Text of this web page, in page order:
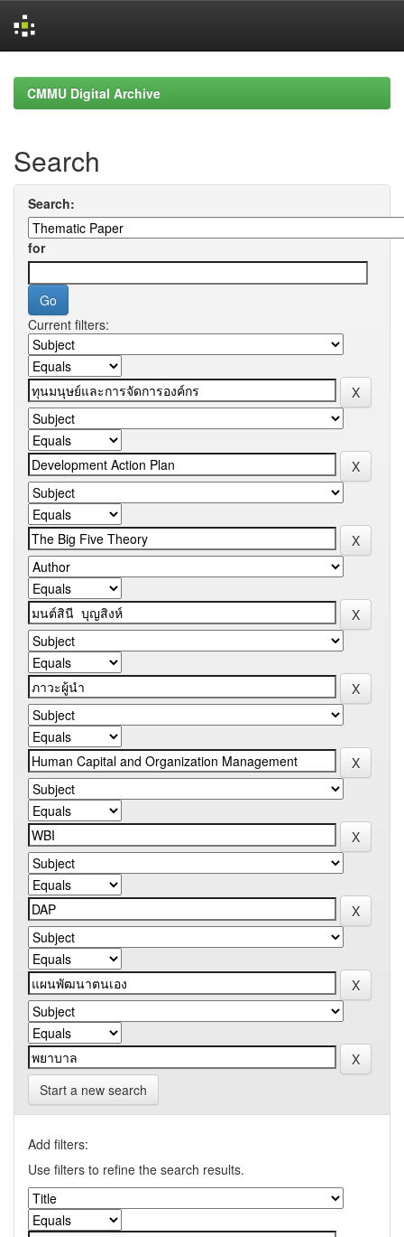
navigationCMMU Digital Archive
Search
Search:
for
Current filters:
Start a new search
Add filters:
Use filters to refine the search results.